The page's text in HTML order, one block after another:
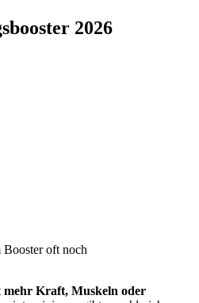
2026
oft noch
mehr Kraft, Muskeln oder